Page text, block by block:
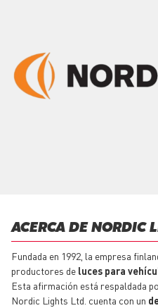
ACERCA DE NORDIC
Fundada en 1992, la empresa
productores de luces para
Esta afirmación está respaldada
Nordic Lights Ltd. cuenta con un